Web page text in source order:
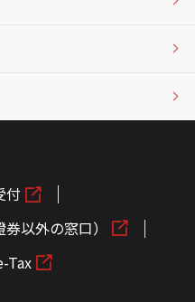
付
以外の窓口）
Tax